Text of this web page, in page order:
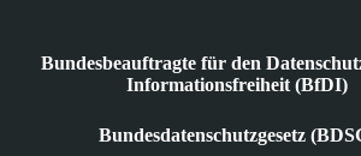
Bundesbeauftragte für den
Informationsfreiheit (BfDI)
Bundesdatenschutzgesetz